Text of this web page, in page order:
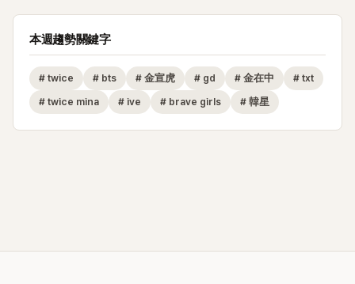
本週趨勢關鍵字
# twice # bts # 金宣虎 # gd # 金在中 # txt
# twice mina # ive # brave girls # 韓星